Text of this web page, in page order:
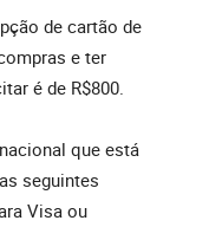
de cartão de
e ter
é de R$800.
que está
seguintes
Visa ou